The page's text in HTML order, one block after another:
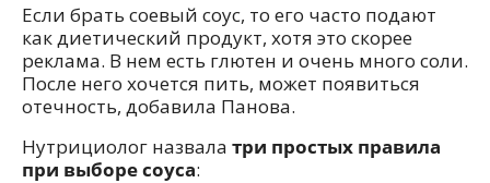
Если брать соевый соус, то его часто подают
как диетический продукт, хотя это скорее
реклама. В нем есть глютен и очень много соли.
После него хочется пить, может появиться
отечность, добавила Панова.
Нутрициолог назвала три простых правила
при выборе соуса: